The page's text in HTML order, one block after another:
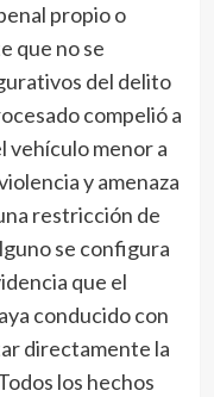
propio o
que no se
del delito
compelió a
vehículo menor a
y amenaza
restricción de
se configura
que el
conducido con
directamente la
los hechos